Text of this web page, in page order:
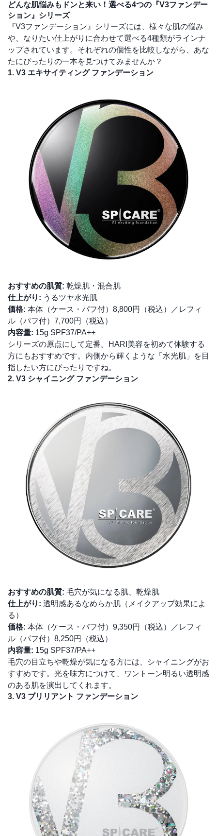
どんな肌悩みもドンと来い！選べる4つの『V3ファンデー
ション』シリーズ
『V3ファンデーション』シリーズには、様々な肌の悩み
や、なりたい仕上がりに合わせて選べる4種類がラインナ
ップされています。それぞれの個性を比較しながら、あな
たにぴったりの一本を見つけてみませんか？
1. V3 エキサイティング ファンデーション
おすすめの肌質: 乾燥肌・混合肌
仕上がり: うるツヤ水光肌
価格: 本体（ケース・パフ付）8,800円（税込）／レフィ
ル（パフ付）7,700円（税込）
内容量: 15g SPF37/PA++
シリーズの原点にして定番。HARI美容を初めて体験する
方にもおすすめです。内側から輝くような「水光肌」を目
指したい方にぴったりですね。
2. V3 シャイニング ファンデーション
おすすめの肌質: 毛穴が気になる肌、乾燥肌
仕上がり: 透明感あるなめらか肌（メイクアップ効果によ
る）
価格: 本体（ケース・パフ付）9,350円（税込）／レフィ
ル（パフ付）8,250円（税込）
内容量: 15g SPF37/PA++
毛穴の目立ちや乾燥が気になる方には、シャイニングがお
すすめです。光を味方につけて、ワントーン明るい透明感
のある肌を演出してくれます。
3. V3 ブリリアント ファンデーション